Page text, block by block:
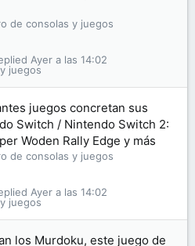
de consolas y juegos
juegos
Ayer a las 14:02
juegos concretan sus
Switch / Nintendo Switch 2:
Woden Rally Edge y más
de consolas y juegos
juegos
Ayer a las 14:02
los Murdoku, este juego de